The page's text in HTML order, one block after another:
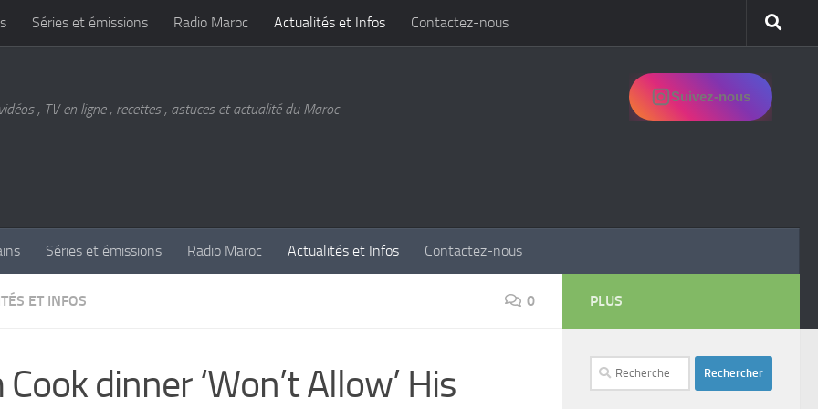
Séries et émissions Radio Maroc Actualités et Infos Contactez-nous
, TV en ligne , recettes , astuces et actualité du Maroc
Suivez-nous
Séries et émissions Radio Maroc Actualités et Infos Contactez-nous
ET INFOS 0
dinner ‘Won’t Allow’ His
PLUS
Rechercher :